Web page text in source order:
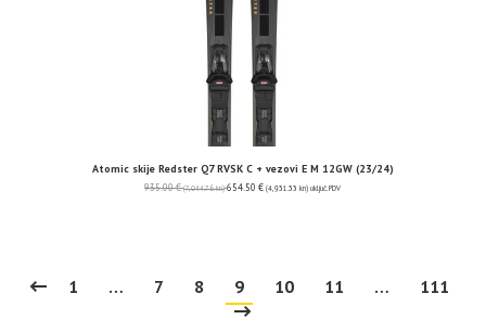
Atomic skije Redster Q7 RVSK C + vezovi E M 12GW (23/24)
935.00€ (7,044.76 kn) 654.50 € (4,931.33 kn) uključ. PDV
1 … 7 8 9 10 11 … 111